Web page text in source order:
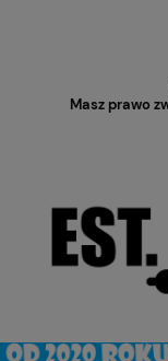
Masz prawo